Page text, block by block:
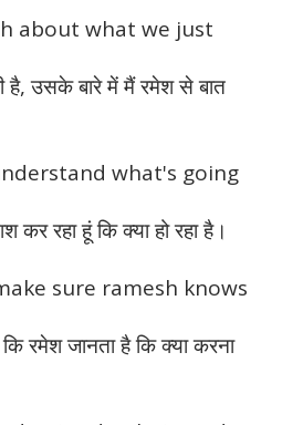
about what we just
है, उसके बारे में मैं रमेश से बात
what's going
रहा हूं कि क्या हो रहा है।
sure ramesh knows
रमेश जानता है कि क्या करना